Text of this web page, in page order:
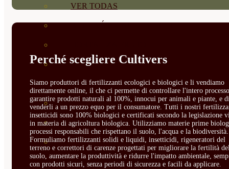
VER TODAS
BIODINÁMICAS DEMETER
SEMILLAS HORTALIZA DE
HOJA
SEMILLAS AROMÁTICAS
SEMILLAS FLORES
SEMILLAS FLORES
COMESTIBLES
Perché scegliere Cultivers
Siamo produttori di fertilizzanti ecologici e biologici e li vendiamo
direttamente online, il che ci permette di controllare l'intero
garantire prodotti naturali al 100%, innocui per animali e piante, e
venderli a un prezzo equo per il consumatore. Tutti i nostri
insetticidi sono 100% biologici e certificati secondo la legislazione
in materia di agricoltura biologica. Utilizziamo materie prime
processi responsabili che rispettano il suolo, l'acqua e la biodiversità.
Formuliamo fertilizzanti solidi e liquidi, insetticidi, rigeneratori del
terreno e correttori di carenze progettati per migliorare la fertilità
suolo, aumentare la produttività e ridurre l'impatto ambientale,
con prodotti sicuri, senza periodi di sicurezza e facili da applicare.